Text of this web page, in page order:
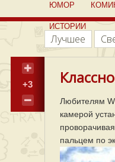
ЮМОР
ИСТОРИИ
Лучшее
+3
Любителям
камерой
пальцем по